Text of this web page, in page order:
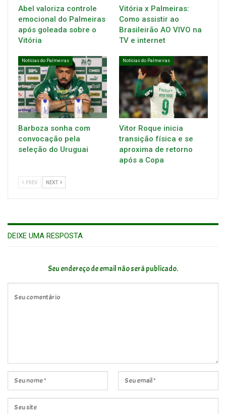
Abel valoriza controle
emocional do Palmeiras
após goleada sobre o
Vitória
Vitória x Palmeiras:
Como assistir ao
Brasileirão AO VIVO na
TV e internet
Notícias do Palmeiras
Barboza sonha com
convocação pela
seleção do Uruguai
Notícias do Palmeiras
Vitor Roque inicia
transição física e se
aproxima de retorno
após a Copa
PREV NEXT
DEIXE UMA RESPOSTA
Seu endereço de email não será publicado.